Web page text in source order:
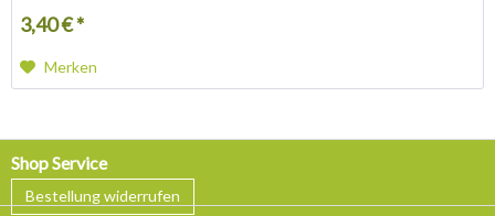
3,40 € *
Merken
Shop Service
Bestellung widerrufen